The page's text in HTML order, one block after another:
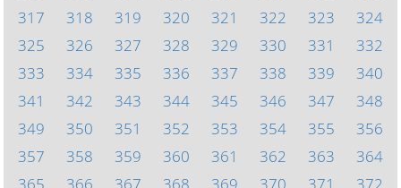
317
318 319 320 321 322 323
324
325
326 327 328 329 330 331
332
333
334 335 336 337 338 339
340
341
342 343 344 345 346 347
348
349
350 351 352 353 354 355
356
357
358 359 360 361 362 363
364